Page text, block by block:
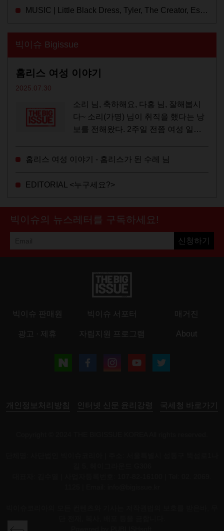
MUSIC | Little Black Dress, Tyler, The Creator, Essie Jain
빅이슈 Bigissue
홈리스 여성 이야기
2025.07.30
소리 님, 축하해요, 다홍 님, 잘해봅시
다~ 소리(가명) 님이 취직을 했다는 낭
보를 전해왔다. 2주일 전쯤 여성 일시
참여를 종료하고, 저 오늘이 마지막이
홈리스 여성 이야기 - 홈리스가 된 수레 님
EDITORIAL <누구세요?>
빅이슈의 뉴스레터를 구독하세요!
신청하기
빅이슈 판매원 빅이슈 서포터 매거진
광고 · 제휴 자립지원 프로그램 About
개인정보처리방침 인터넷 신문 윤리강령 국세청 바로가기